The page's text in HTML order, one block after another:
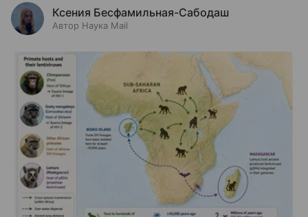
Ксения Бесфамильная-Сабодаш
Автор Наука Mail